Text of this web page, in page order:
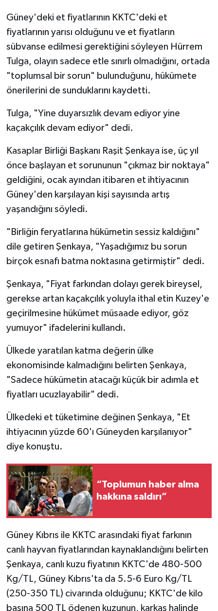
Güney'deki et fiyatlarının KKTC'deki et
fiyatlarının yarısı olduğunu ve et fiyatların
sübvanse edilmesi gerektiğini söyleyen Hürrem
Tulga, olayın sadece etle sınırlı olmadığını, ortada
"toplumsal bir sorun" bulunduğunu, hükümete
önerilerini de sunduklarını kaydetti.
Tulga, "Yine duyarsızlık devam ediyor yine
kaçakçılık devam ediyor" dedi.
Kasaplar Birliği Başkanı Raşit Şenkaya ise, üç yıl
önce başlayan et sorununun "çıkmaz bir noktaya"
geldiğini, ocak ayından itibaren et ihtiyacının
Güney'den karşılayan kişi sayısında artış
yaşandığını söyledi.
"Birliğin feryatlarına hükümetin sessiz kaldığını"
dile getiren Şenkaya, "Yaşadığımız bu sorun
birçok esnafı batma noktasına getirmiştir" dedi.
Şenkaya, "Fiyat farkından dolayı gerek bireysel,
gerekse artan kaçakçılık yoluyla ithal etin Kuzey'e
geçirilmesine hükümet müsaade ediyor, göz
yumuyor" ifadelerini kullandı.
Ülkede yaratılan katma değerin ülke
ekonomisinde kalmadığını belirten Şenkaya,
"Sadece hükümetin atacağı küçük bir adımla et
fiyatları ucuzlayabilir" dedi.
Ülkedeki et tüketimine değinen Şenkaya, "Et
ihtiyacının yüzde 60'ı Güneyden karşılanıyor"
diye konuştu.
“Toplumun haber alma
hakkına saldırı”
Güney Kıbrıs ile KKTC arasındaki fiyat farkının
canlı hayvan fiyatlarından kaynaklandığını belirten
Şenkaya, canlı kuzu fiyatının KKTC'de 480-500
Kg/TL, Güney Kıbrıs'ta da 5.5-6 Euro Kg/TL
(250-350 TL) civarında olduğunu; KKTC'de kilo
başına 500 TL ödenen kuzunun, karkas halinde